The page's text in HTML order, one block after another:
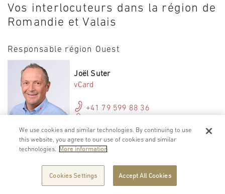
Vos interlocuteurs dans la région de
Romandie et Valais
Responsable région Ouest
Joël Suter
vCard
+41 79 599 88 36
romandie@merat.ch
Responsableadjoint région Ouest
We use cookies and similar technologies. By continuing to use
this website, you agree to our use of cookies and similar
technologies. More information
Cookies Settings Accept All Cookies